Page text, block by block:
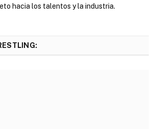
hacia los talentos y la industria.